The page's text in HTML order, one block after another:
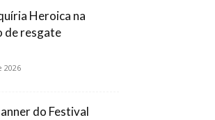
Heroica na
de resgate
2026
do Festival